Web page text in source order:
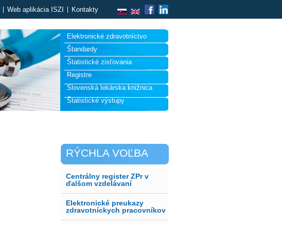
Web aplikácia ISZI Kontakty
Elektronické zdravotníctvo
Štandardy
Štatistické zisťovania
Registre
Slovenská lekárska knižnica
Štatistické výstupy
RÝCHLA VOĽBA
Centrálny register ZPr v
ďalšom vzdelávaní
Elektronické preukazy
zdravotníckych pracovníkov